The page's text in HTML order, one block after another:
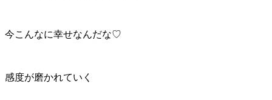
今こんなに幸せなんだな♡
感度が磨かれていく